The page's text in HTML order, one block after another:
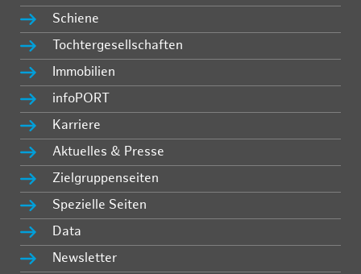
Schiene
Tochtergesellschaften
Immobilien
infoPORT
Karriere
Aktuelles & Presse
Zielgruppenseiten
Spezielle Seiten
Data
Newsletter